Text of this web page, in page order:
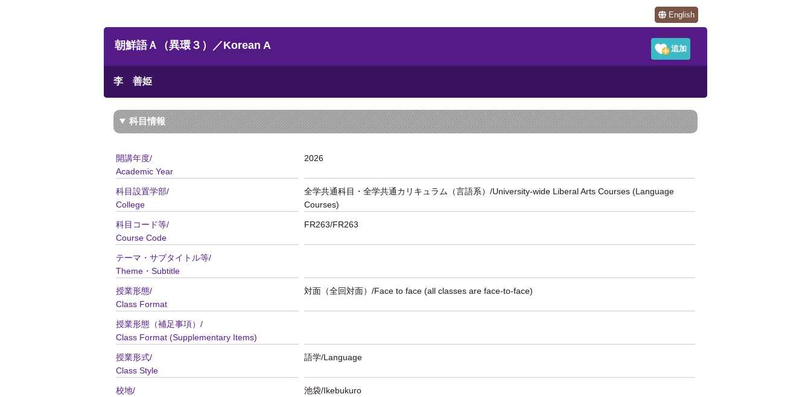
English
朝鮮語Ａ（異環３）／Korean A
李 善姫
科目情報
開講年度/
Academic Year
2026
科目設置学部/
College
全学共通科目・全学共通カリキュラム（言語系）/University-wide Liberal Arts Courses (Language
Courses)
科目コード等/
Course Code
FR263/FR263
テーマ・サブタイトル等/
Theme・Subtitle
授業形態/
Class Format
対面（全回対面）/Face to face (all classes are face-to-face)
授業形態（補足事項）/
Class Format (Supplementary Items)
授業形式/
Class Style
語学/Language
校地/
池袋/Ikebukuro